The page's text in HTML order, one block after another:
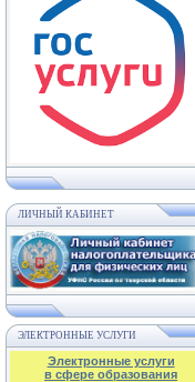
ЛИЧНЫЙ КАБИНЕТ
ЭЛЕКТРОННЫЕ УСЛУГИ
Электронные услуги
в сфере образования